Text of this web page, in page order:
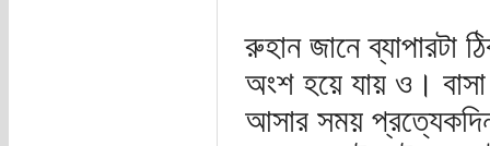
রুহান জানে ব্যাপারটা
অংশ হয়ে যায় ও।
আসার সময়